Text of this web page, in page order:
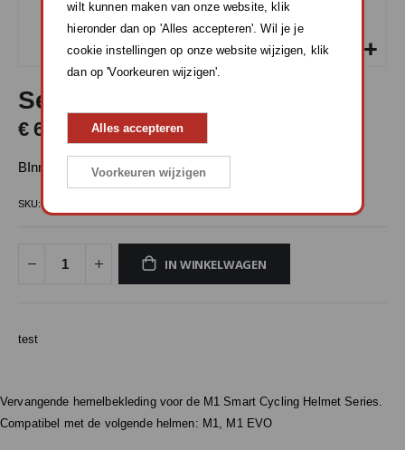
wilt kunnen maken van onze website, klik
hieronder dan op 'Alles accepteren'. Wil je je
cookie instellingen op onze website wijzigen, klik
dan op 'Voorkeuren wijzigen'.
Alles accepteren
Voorkeuren wijzigen
naar
het
begin
de
afbeeldingen-
gallerij
Sena M1 binnenvoering
€ 6,95
BInnenvoering voor de Sena M1
SKU SH-M1-A01
IN WINKELWAGEN
test
Vervangende hemelbekleding voor de M1 Smart Cycling Helmet Series.
Compatibel met de volgende helmen: M1, M1 EVO